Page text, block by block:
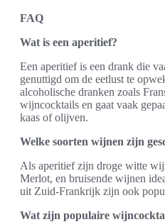
FAQ
Wat is een aperitief?
Een aperitief is een drank die
genuttigd om de eetlust te
alcoholische dranken zoals
wijncocktails en gaat vaak
kaas of olijven.
Welke soorten wijnen zijn
Als aperitief zijn droge witte
Merlot, en bruisende wijnen
uit Zuid-Frankrijk zijn ook
Wat zijn populaire